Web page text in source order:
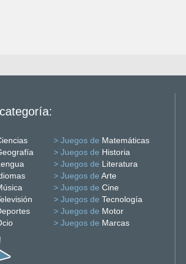
> Juegos de Matemáticas
> Juegos de Historia
> Juegos de Literatura
> Juegos de Arte
> Juegos de Cine
> Juegos de Tecnología
> Juegos de Motor
> Juegos de Marcas